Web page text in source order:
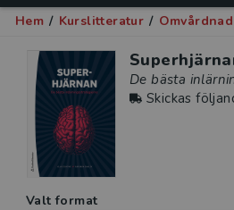
Hem / Kurslitteratur /
De bästa
Skickas
Valt format